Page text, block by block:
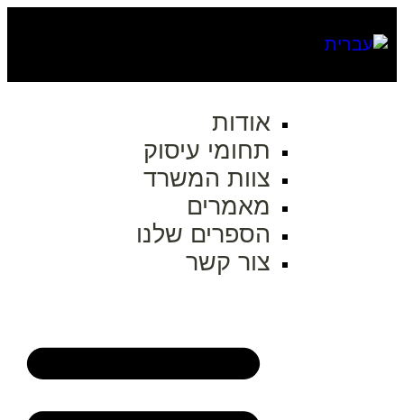
אודות
תחומי עיסוק
צוות המשרד
מאמרים
הספרים שלנו
צור קשר